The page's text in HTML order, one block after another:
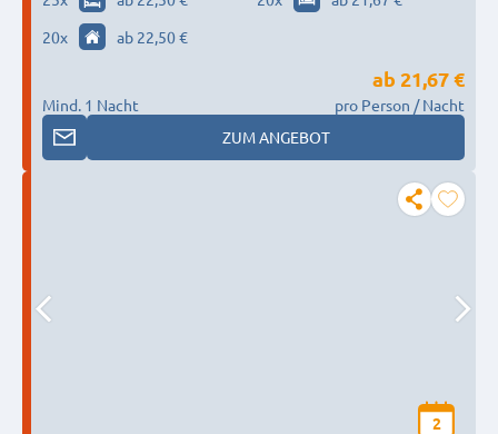
20x ab 22,50 €
Mind. 1 Nacht
ab 21,67 €
pro Person / Nacht
ZUM ANGEBOT
2